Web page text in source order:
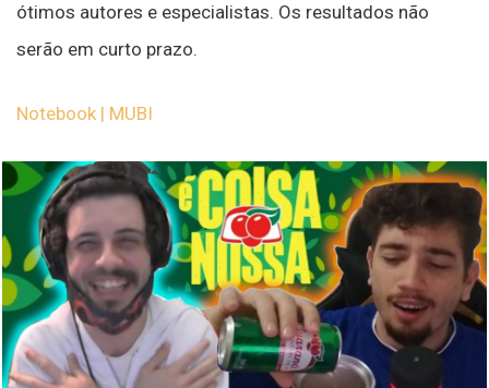
ótimos autores e especialistas. Os resultados não
serão em curto prazo.
Notebook | MUBI